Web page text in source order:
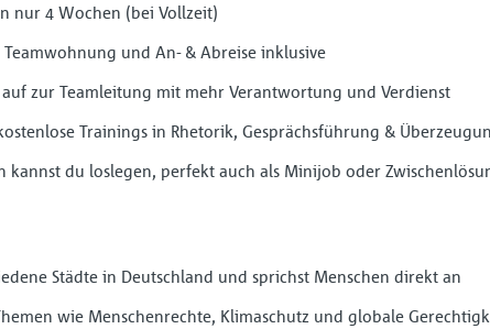
nur 4 Wochen (bei Vollzeit)
und An- & Abreise inklusive
auf zur Teamleitung mit mehr Verantwortung und Verdienst
Trainings in Rhetorik, Gesprächsführung &
kannst du loslegen, perfekt auch als Minijob oder
Städte in Deutschland und sprichst Menschen direkt an
wie Menschenrechte, Klimaschutz und globale